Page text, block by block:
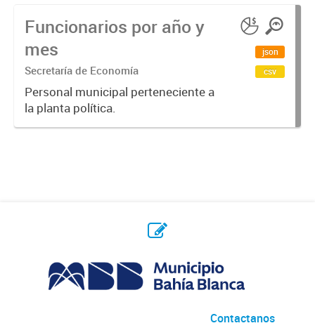
Funcionarios por año y
mes
Secretaría de Economía
Personal municipal perteneciente a
la planta política.
json
csv
Contactanos